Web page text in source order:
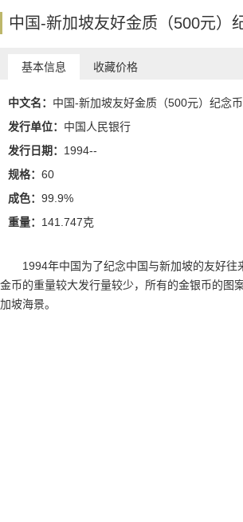
中国-新加坡友好金质（500元）
基本信息 收藏价格
中文名： 中国-新加坡友好金质（500元）纪念币
发行单位： 中国人民银行
发行日期： 1994--
规格： 60
成色： 99.9%
重量： 141.747克
1994年中国为了纪念中国与新加坡的友好
金币的重量较大发行量较少，所有的金银币的图
加坡海景。